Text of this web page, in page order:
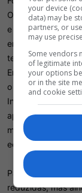
O Brasil crescerá
e Caribe neste
em 2016, informou
terça-feira.
Em atualização
o FMI reduziu
Interno Bruto (PIB)
apenas 0,3%. O
mas ainda assim
econômico a
Para a América
reduzidas, mas
your device
data) may be
partners, or
may use
Some vendors
of legitimate
your options
or in the site
and cookie